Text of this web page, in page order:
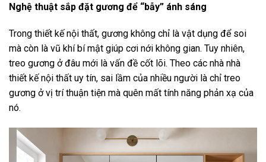
Nghệ thuật sắp đặt gương để “bẫy” ánh sáng
Trong thiết kế nội thất, gương không chỉ là vật dụng để soi
mà còn là vũ khí bí mật giúp cơi nới không gian. Tuy nhiên,
treo gương ở đâu mới là vấn đề cốt lõi. Theo các nhà nhà
thiết kế nội thất uy tín, sai lầm của nhiều người là chỉ treo
gương ở vị trí thuận tiện mà quên mất tính năng phản xạ của
nó.